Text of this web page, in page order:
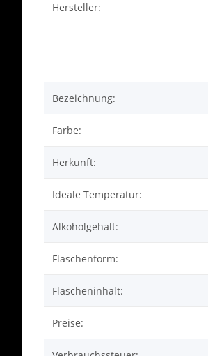
Hersteller:
Bezeichnung:
Farbe:
Herkunft:
Ideale Temperatur:
Alkoholgehalt:
Flaschenform:
Flascheninhalt:
Preise: